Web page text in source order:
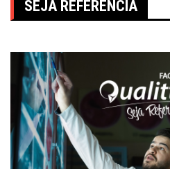
SEJA REFERÊNCIA